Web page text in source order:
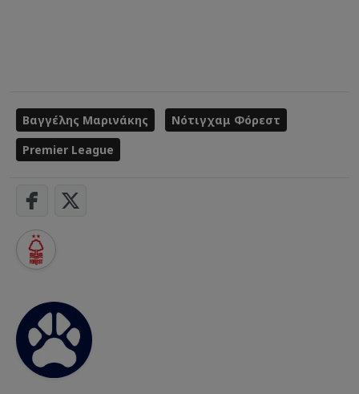
Βαγγέλης Μαρινάκης
Νότιγχαμ Φόρεστ
Premier League